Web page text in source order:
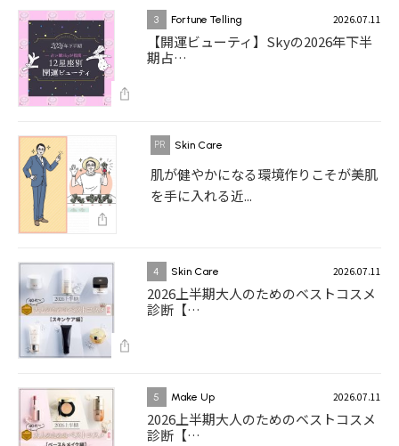
3 Fortune Telling 2026.07.11
【開運ビューティ】Skyの2026年下半
期占…
Skin Care
肌が健やかになる環境作りこそが美肌
を手に入れる近...
4 Skin Care 2026.07.11
2026上半期大人のためのベストコスメ
診断【…
5 Make Up 2026.07.11
2026上半期大人のためのベストコスメ
診断【…